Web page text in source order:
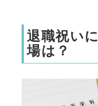
退職祝い
場は？